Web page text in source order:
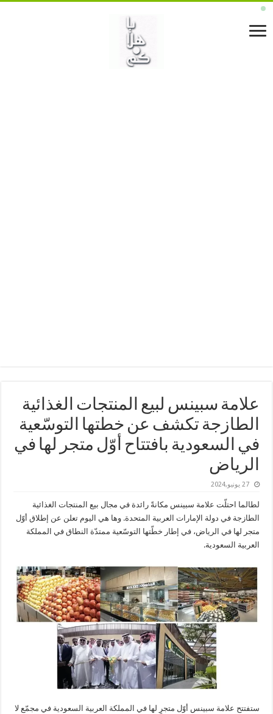
علامة سبينس لبيع المنتجات الغذائية
الطازجة تكشف عن خطتها التوسّعية
في السعودية بافتتاح أوّل متجر لها في
الرياض
27 يونيو,2024
لطالما احتلّت علامة سبينس مكانةً رائدة في مجال بيع المنتجات الغذائية
الطازجة في دولة الإمارات العربية المتحدة. وها هي اليوم تعلن عن إطلاق أوّل
متجر لها في الرياض، في إطار خطّتها التوسّعية ممتدّة النطاق في المملكة
العربية السعودية.
ستفتتح علامة سبينس أوّل متجرٍ لها في المملكة العربية السعودية في مجمّع لا